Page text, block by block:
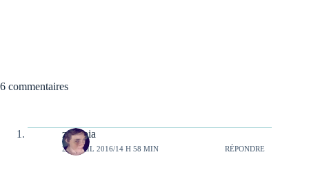
6 commentaires
zenopia
28 AVRIL 2016/14 H 58 MIN RÉPONDRE